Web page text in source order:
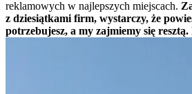
reklamowych w najlepszych miejscach.
z dziesiątkami firm, wystarczy, że
potrzebujesz, a my zajmiemy się